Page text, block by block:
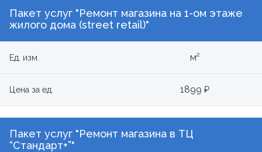
Пакет услуг "Ремонт магазина на 1-ом этаже
жилого дома (street retail)"
Ед. изм. м²
Цена за ед. 1899 ₽
Пакет услуг "Ремонт магазина в ТЦ
“Стандарт+”"